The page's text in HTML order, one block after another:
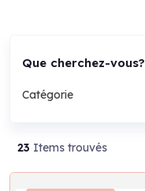
Que cherchez-vous?
Catégorie
23 Items trouvés